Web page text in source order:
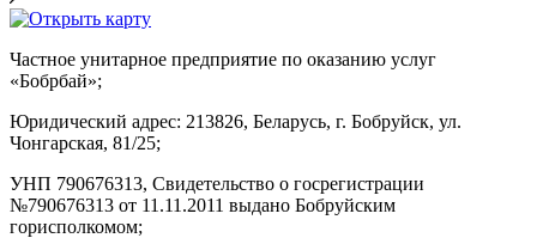
Частное унитарное предприятие по оказанию услуг
«Бобрбай»;
Юридический адрес: 213826, Беларусь, г. Бобруйск, ул.
Чонгарская, 81/25;
УНП 790676313, Свидетельство о госрегистрации
№790676313 от 11.11.2011 выдано Бобруйским
горисполкомом;